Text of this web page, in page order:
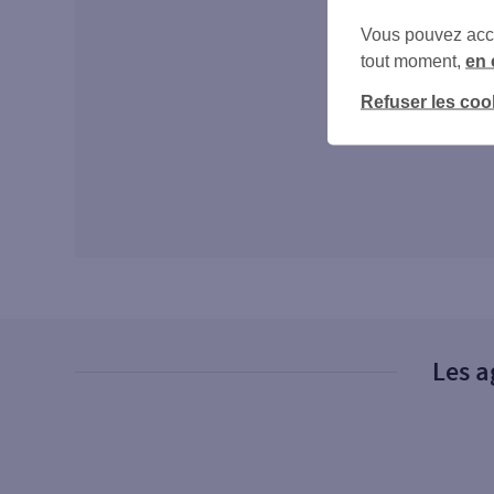
Les
Vous pouvez
tout moment, en
Refuser les